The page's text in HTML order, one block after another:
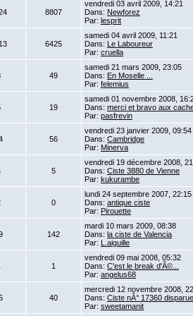
8807
vendredi 03 avril 2009, 14:21
Dans: Newforez
Par: lesprit
6425
samedi 04 avril 2009, 11:21
Dans: Le Laboureur
Par: cruella
49
samedi 21 mars 2009, 23:05
Dans: En Moselle ...
Par: felemius
19
samedi 01 novembre 2008,
Dans: merci et bravo aux
Par: pasfrevin
56
vendredi 23 janvier 2009, 09:54
Dans: Cambridge
Par: Minerva
5
vendredi 19 décembre 2008,
Dans: Ciste 3880 de Vienne
Par: kukurambe
0
lundi 24 septembre 2007, 22:15
Dans: antique ciste
Par: Pirouette
142
mardi 10 mars 2009, 08:38
Dans: la ciste de Valencia
Par: L.aiguille
1
vendredi 09 mai 2008, 05:32
Dans: C'est le break d'Ã©...
Par: angelus68
40
mercredi 12 novembre 2008,
Dans: Ciste nÂ° 17360 disparue
Par: sweetamanit